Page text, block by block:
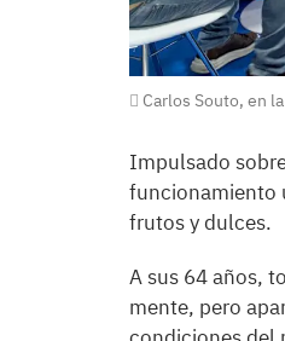
Carlos Souto, en
Impulsado
funcionamiento
frutos y dulces.
A sus 64 años,
mente, pero